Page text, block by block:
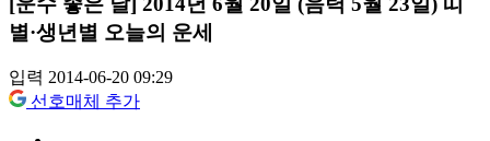
별·생년별 오늘의 운세
입력 2014-06-20 09:29
선호매체 추가